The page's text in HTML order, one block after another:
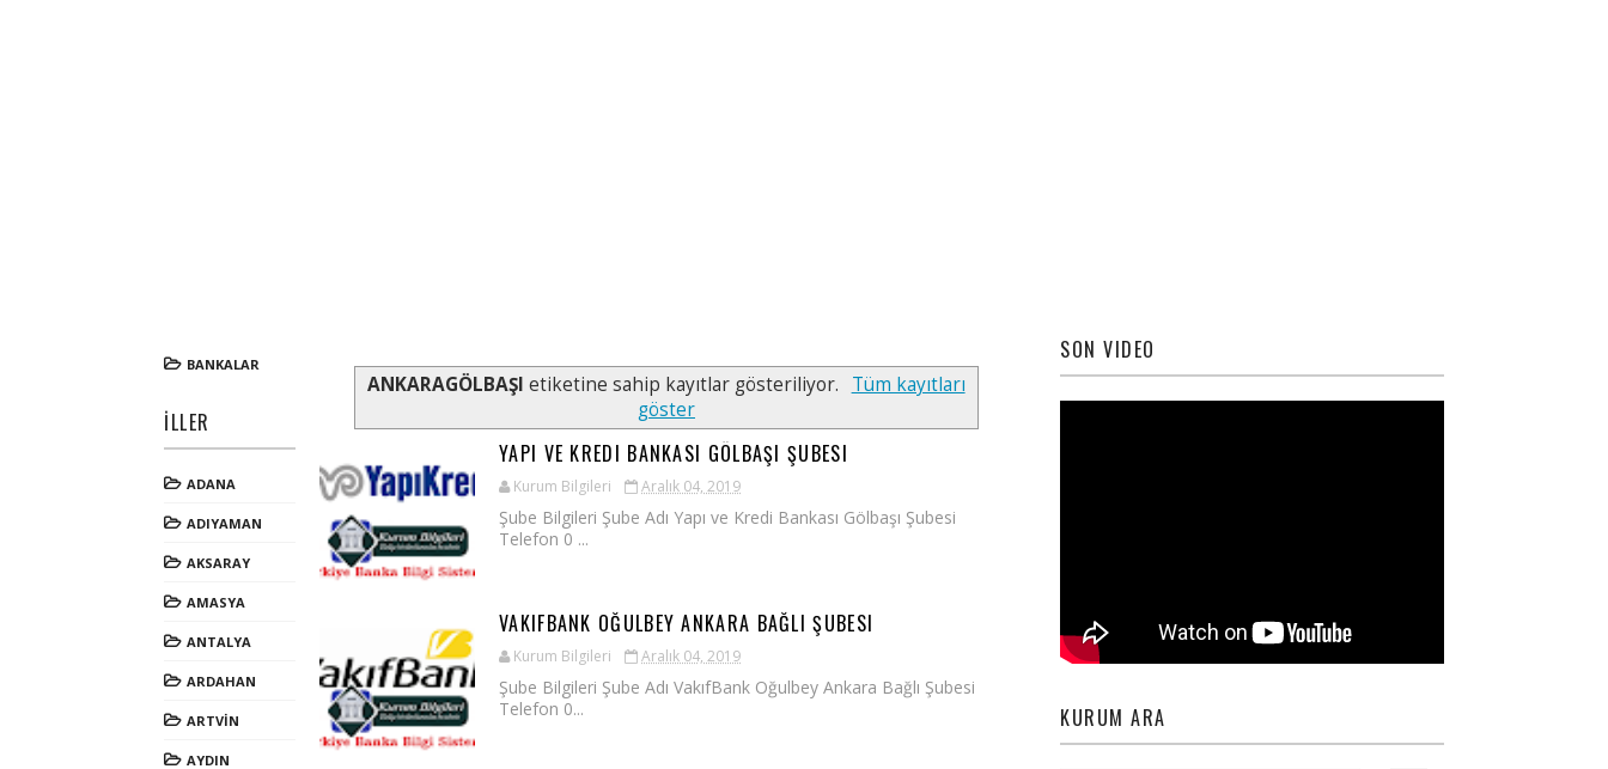
BANKALAR
İLLER
ADANA
ADIYAMAN
AKSARAY
AMASYA
ANTALYA
ARDAHAN
ARTVİN
AYDIN
ANKARAGÖLBAŞI etiketine sahip kayıtlar gösteriliyor.
Tüm kayıtları
göster
YAPI VE KREDI BANKASI GÖLBAŞI ŞUBESI
Kurum Bilgileri Aralık 04, 2019
Şube Bilgileri Şube Adı Yapı ve Kredi Bankası Gölbaşı Şubesi
Telefon 0 ...
VAKIFBANK OĞULBEY ANKARA BAĞLI ŞUBESI
Kurum Bilgileri Aralık 04, 2019
Şube Bilgileri Şube Adı VakıfBank Oğulbey Ankara Bağlı Şubesi
Telefon 0...
SON VIDEO
KURUM ARA